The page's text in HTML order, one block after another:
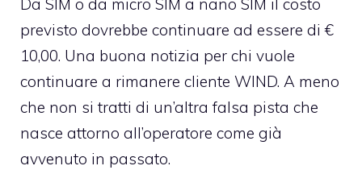
Da SIM o da micro SIM a nano SIM il costo
previsto dovrebbe continuare ad essere di €
10,00. Una buona notizia per chi vuole
continuare a rimanere cliente WIND. A meno
che non si tratti di un’altra falsa pista che
nasce attorno all’operatore come già
avvenuto in passato.